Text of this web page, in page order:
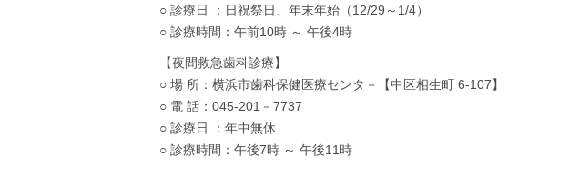
○ 診療日 ：日祝祭日、年末年始（12/29～1/4）
○ 診療時間：午前10時 ～ 午後4時
【夜間救急歯科診療】
○ 場 所：横浜市歯科保健医療センタ－【中区相生町 6-107】
○ 電 話：045-201－7737
○ 診療日 ：年中無休
○ 診療時間：午後7時 ～ 午後11時